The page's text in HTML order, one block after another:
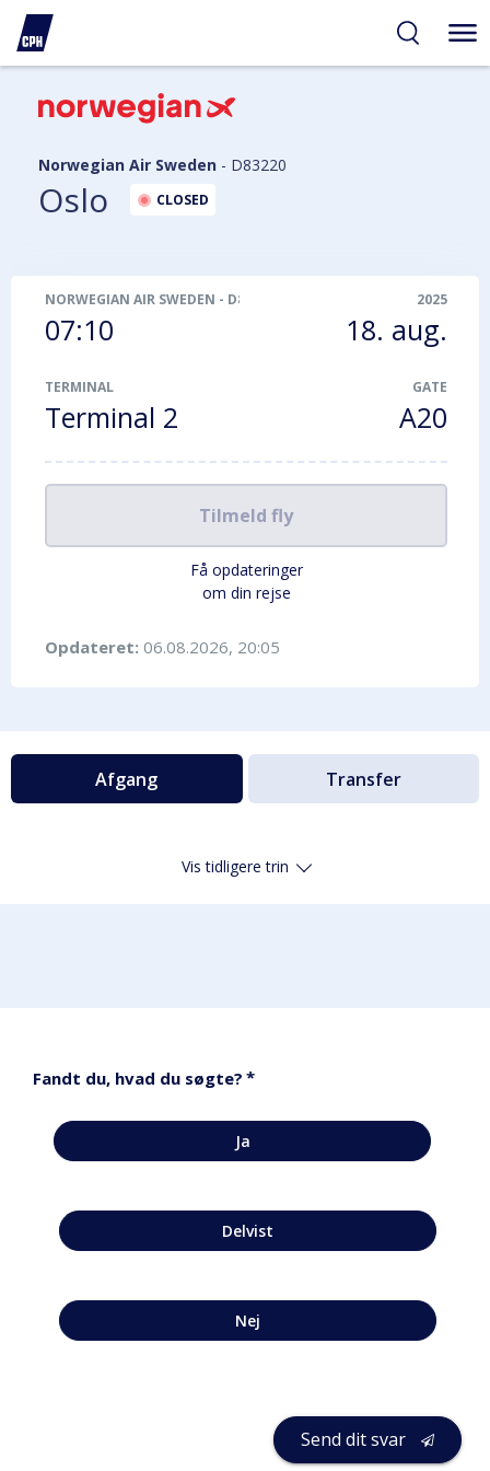
Norwegian Air Sweden - D83220
Oslo CLOSED
NORWEGIAN AIR SWEDEN - D83220
07:10
2025
18. aug.
TERMINAL
Terminal 2
GATE
A20
Tilmeld fly
Få opdateringer
om din rejse
Opdateret: 06.08.2026, 20:05
Afgang Transfer
Vis tidligere trin
Fandt du, hvad du søgte? *
Ja
Delvist
Nej
Send dit svar